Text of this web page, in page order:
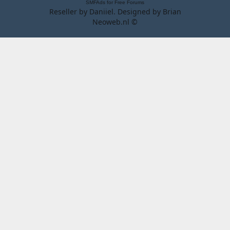
SMFAds for Free Forums
Reseller by Daniiel. Designed by Brian
Neoweb.nl ©